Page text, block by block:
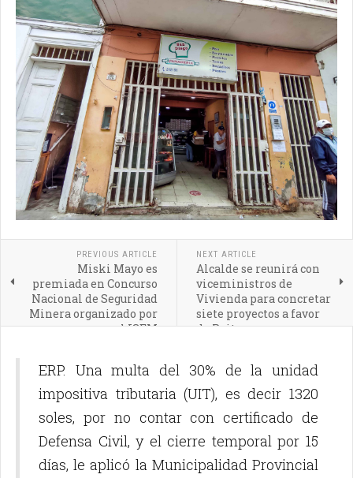
PREVIOUS ARTICLE
Miski Mayo es
premiada en Concurso
Nacional de Seguridad
Minera organizado por
el ISEM
NEXT ARTICLE
Alcalde se reunirá con
viceministros de
Vivienda para concretar
siete proyectos a favor
de Paita
ERP. Una multa del 30% de la unidad
impositiva tributaria (UIT), es decir 1320
soles, por no contar con certificado de
Defensa Civil, y el cierre temporal por 15
días, le aplicó la Municipalidad Provincial